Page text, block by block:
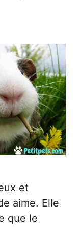
et
aime. Elle
que le